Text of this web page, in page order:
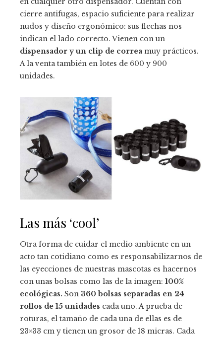
cierre antifugas, espacio suficiente para realizar
nudos y diseño ergonómico: sus flechas nos
indican el lado correcto. Vienen con un
dispensador y un clip de correa muy prácticos.
A la venta también en lotes de 600 y 900
unidades.
Las más ‘cool’
Otra forma de cuidar el medio ambiente en un
acto tan cotidiano como es responsabilizarnos de
las eyecciones de nuestras mascotas es hacernos
con unas bolsas como las de la imagen: 100%
ecológicas. Son 360 bolsas separadas en 24
rollos de 15 unidades cada uno. A prueba de
roturas, el tamaño de cada una de ellas es de
23×33 cm y tienen un grosor de 18 micras. Cada